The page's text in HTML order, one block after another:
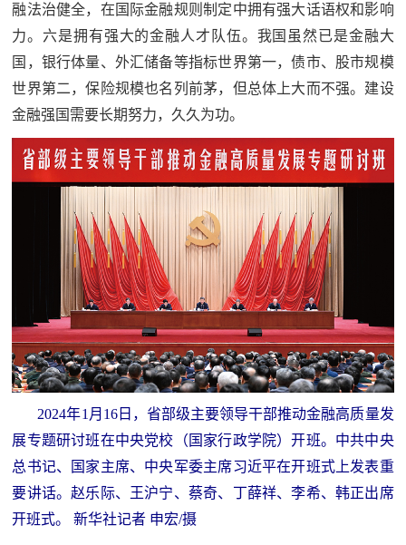
融法治健全，在国际金融规则制定中拥有强大话语权和影响
力。六是拥有强大的金融人才队伍。我国虽然已是金融大
国，银行体量、外汇储备等指标世界第一，债市、股市规模
世界第二，保险规模也名列前茅，但总体上大而不强。建设
金融强国需要长期努力，久久为功。
2024年1月16日，省部级主要领导干部推动金融高质量发
展专题研讨班在中央党校（国家行政学院）开班。中共中央
总书记、国家主席、中央军委主席习近平在开班式上发表重
要讲话。赵乐际、王沪宁、蔡奇、丁薛祥、李希、韩正出席
开班式。 新华社记者 申宏/摄